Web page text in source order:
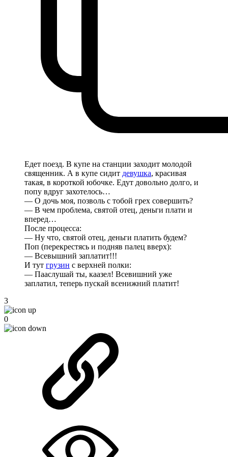
Едет поезд. В купе на станции заходит молодой
священник. А в купе сидит девушка, красивая
такая, в короткой юбочке. Едут довольно долго, и
попу вдруг захотелось…
— О дочь моя, позволь с тобой грех совершить?
— В чем проблема, святой отец, деньги плати и
вперед…
После процесса:
— Ну что, святой отец, деньги платить будем?
Поп (перекрестясь и подняв палец вверх):
— Всевышний заплатит!!!
И тут грузин с верхней полки:
— Пааслушай ты, каазел! Всевишний уже
заплатил, теперь пускай всенижний платит!
3
0